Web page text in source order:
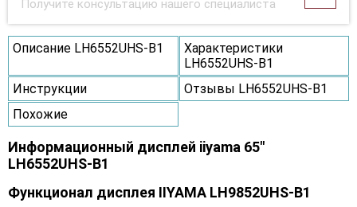
Получите консультацию нашего специалиста
Описание LH6552UHS-B1
Характеристики
LH6552UHS-B1
Инструкции
Отзывы LH6552UHS-B1
Похожие
Информационный дисплей iiyama 65"
LH6552UHS-B1
Функционал дисплея IIYAMA LH9852UHS-B1